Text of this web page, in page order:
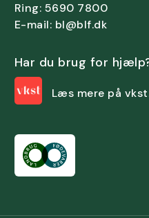
Ring: 5690 7800
E-mail: bl@blf.dk
Har du brug for
Læs mere på